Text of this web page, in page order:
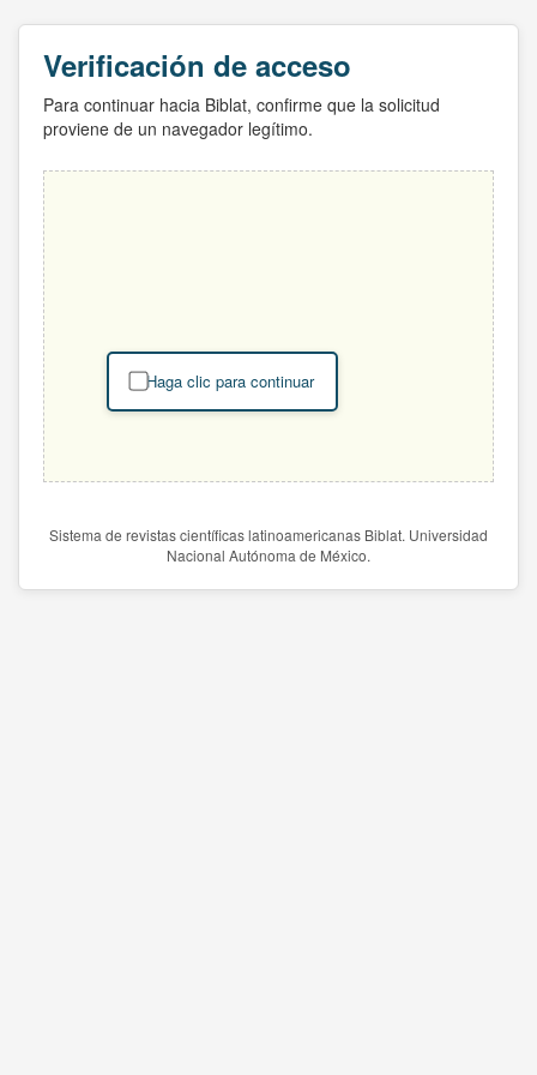
Verificación de acceso
Para continuar hacia Biblat, confirme que la solicitud
proviene de un navegador legítimo.
Haga clic para continuar
Sistema de revistas científicas latinoamericanas Biblat. Universidad
Nacional Autónoma de México.